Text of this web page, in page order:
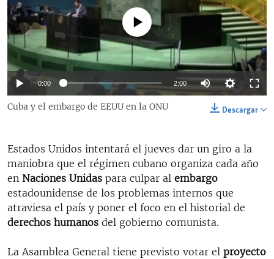
la
búsqueda
ARTE Y ENTRETENIMIENTO
OPINIÓN GRÁFICA
AUDIOVISUALES MARTÍ
RADIO MARTÍ
ESPECIALES
SER VIEJO EN CUBA
KENTU-CUBANO
LOS SANTOS DE HIALEAH
DESINFORMACIÓN RUSA EN AMÉRICA LATINA
LA INVASIÓN DE RUSIA A UCRANIA
SÍGUENOS Auto 144p 270p 360p
No media source currently available
0:00 2:00 Auto
144p
360p
Descargar
Cuba y el embargo de EEUU en la ONU
Estados Unidos intentará el jueves dar un giro a la
maniobra que el régimen cubano organiza cada año
en Naciones Unidas para culpar al embargo
estadounidense de los problemas internos que
atraviesa el país y poner el foco en el historial de
derechos humanos del gobierno comunista.
La Asamblea General tiene previsto votar el proyecto